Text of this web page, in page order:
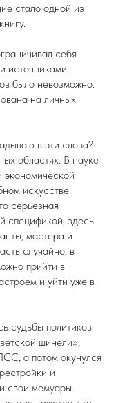
стало одной из
себя
источниками.
было невозможно.
на личных
в эти слова?
областях. В науке
экономической
искусстве.
серьезная
спецификой, здесь
мастера и
случайно, в
прийти в
и уйти уже в
судьбы политиков
шинели»,
а потом окунулся
и
свои мемуары.